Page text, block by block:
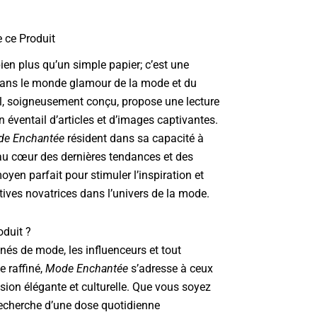
ce Produit
plus qu’un simple papier; c’est une
le monde glamour de la mode et du
soigneusement conçu, propose une lecture
éventail d’articles et d’images captivantes.
Enchantée résident dans sa capacité à
cœur des dernières tendances et des
parfait pour stimuler l’inspiration et
novatrices dans l’univers de la mode.
?
de mode, les influenceurs et tout
raffiné, Mode Enchantée s’adresse à ceux
élégante et culturelle. Que vous soyez
d’une dose quotidienne